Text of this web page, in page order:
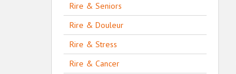
Rire & Seniors
Rire & Douleur
Rire & Stress
Rire & Cancer